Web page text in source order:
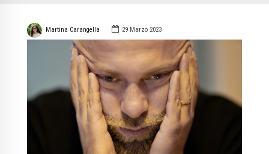
Martina Carangella 29 Marzo 2023